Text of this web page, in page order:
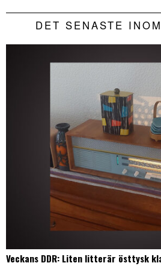
DET SENASTE
Veckans DDR: Liten litterär östtysk